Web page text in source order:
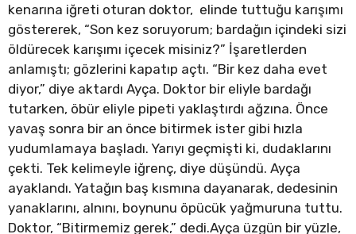
kenarına iğreti oturan doktor, elinde tuttuğu karışımı
göstererek, “Son kez soruyorum; bardağın içindeki sizi
öldürecek karışımı içecek misiniz?” İşaretlerden
anlamıştı; gözlerini kapatıp açtı. “Bir kez daha evet
diyor,” diye aktardı Ayça. Doktor bir eliyle bardağı
tutarken, öbür eliyle pipeti yaklaştırdı ağzına. Önce
yavaş sonra bir an önce bitirmek ister gibi hızla
yudumlamaya başladı. Yarıyı geçmişti ki, dudaklarını
çekti. Tek kelimeyle iğrenç, diye düşündü. Ayça
ayaklandı. Yatağın baş kısmına dayanarak, dedesinin
yanaklarını, alnını, boynunu öpücük yağmuruna tuttu.
Doktor, “Bitirmemiz gerek,” dedi.Ayça üzgün bir yüzle,